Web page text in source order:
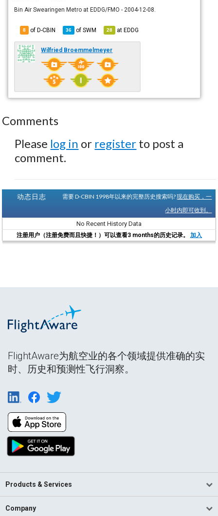
Bin Air Swearingen Metro at EDDG/FMO - 2004-12-08.
8 of D-CBIN 36 ofSWM 28 atEDDG
Wilfried Broemmelmeyer
Comments
Please log in or register to post a
comment.
动态日志 需要 D-CBIN 1998年以来的完整历史搜索吗?现在购买，一
小时内即可收到。
No Recent History Data
注册用户（注册免费而且快捷！）可以查看3 months的历史记录。 加入
FlightAware为航空业的各个领域提供准确的实
时、历史和预测性飞行洞察。
Products & Services
Company